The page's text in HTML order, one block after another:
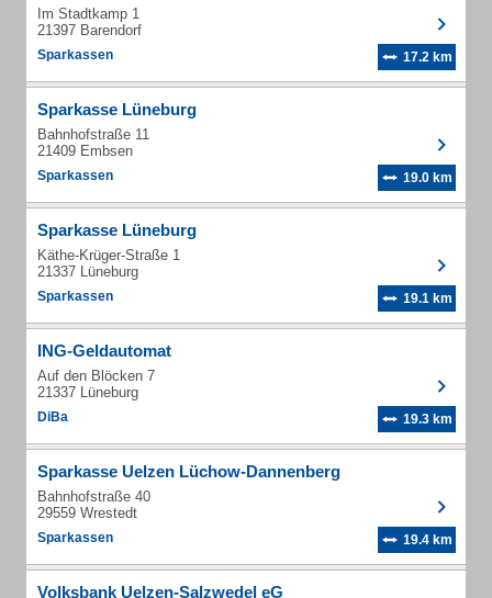
Im Stadtkamp 1
21397 Barendorf
Sparkassen 17.2 km
Sparkasse Lüneburg
Bahnhofstraße 11
21409 Embsen
Sparkassen 19.0 km
Sparkasse Lüneburg
Käthe-Krüger-Straße 1
21337 Lüneburg
Sparkassen 19.1 km
ING-Geldautomat
Auf den Blöcken 7
21337 Lüneburg
DiBa 19.3 km
Sparkasse Uelzen Lüchow-Dannenberg
Bahnhofstraße 40
29559 Wrestedt
Sparkassen 19.4 km
Volksbank Uelzen-Salzwedel eG